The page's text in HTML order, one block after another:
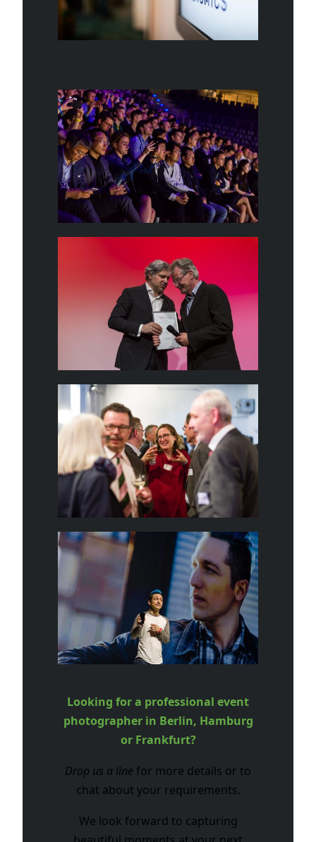
Looking for a professional event
photographer in Berlin, Hamburg
or Frankfurt?
Drop us a line for more details or to
chat about your requirements.
We look forward to capturing